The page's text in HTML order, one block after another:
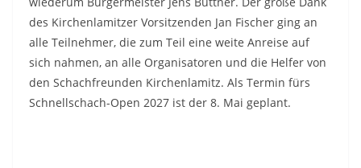
des Kirchenlamitzer Vorsitzenden Jan Fischer ging an
alle Teilnehmer, die zum Teil eine weite Anreise auf
sich nahmen, an alle Organisatoren und die Helfer von
den Schachfreunden Kirchenlamitz. Als Termin fürs
Schnellschach-Open 2027 ist der 8. Mai geplant.